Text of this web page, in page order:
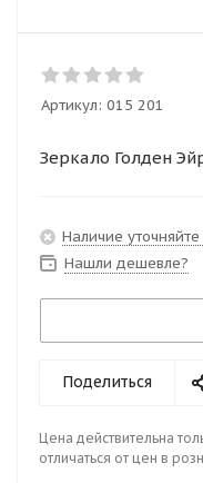
Артикул: 015 201
Зеркало Голден
Наличие
Нашли дешевле?
Поделиться
Цена действительна
отличаться от цен в